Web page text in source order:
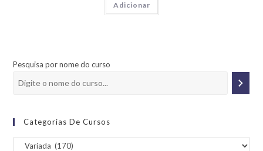
Adicionar
Pesquisa por nome do curso
Categorias De Cursos